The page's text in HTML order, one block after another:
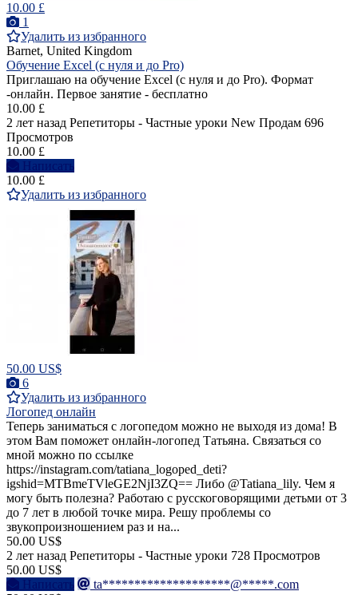
10.00 £
1
Удалить из избранного
Barnet, United Kingdom
Обучение Excel (с нуля и до Pro)
Приглашаю на обучение Excel (с нуля и до Pro). Формат
-онлайн. Первое занятие - бесплатно
10.00 £
2 лет назад Репетиторы - Частные уроки New Продам 696
Просмотров
10.00 £
Написать
10.00 £
Удалить из избранного
50.00 US$
6
Удалить из избранного
Логопед онлайн
Теперь заниматься с логопедом можно не выходя из дома! В
этом Вам поможет онлайн-логопед Татьяна. Связаться со
мной можно по ссылке
https://instagram.com/tatiana_logoped_deti?
igshid=MTBmeTVleGE2NjI3ZQ== Либо @Tatiana_lily. Чем я
могу быть полезна? Работаю с русскоговорящими детьми от 3
до 7 лет в любой точке мира. Решу проблемы со
звукопроизношением раз и на...
50.00 US$
2 лет назад Репетиторы - Частные уроки 728 Просмотров
50.00 US$
Написать
ta********************@*****.com